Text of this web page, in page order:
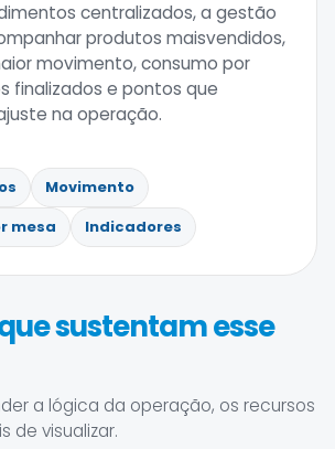
centralizados, a gestão
produtos maisvendidos,
movimento, consumo por
finalizados e pontos que
na operação.
Movimento
mesa
Indicadores
sustentam esse
a lógica da operação, os recursos
de visualizar.